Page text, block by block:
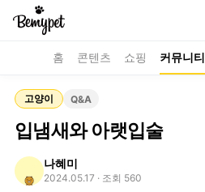
홈 콘텐츠 쇼핑 커뮤니티
고양이 Q&A
입냄새와 아랫입술
나혜미
2024.05.17 · 조회 560